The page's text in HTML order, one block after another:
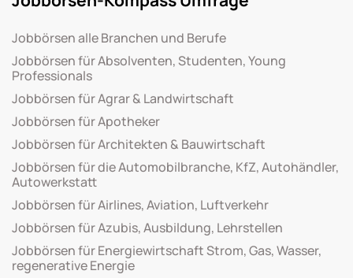
Jobbörsen alle Branchen und Berufe
Jobbörsen für Absolventen, Studenten, Young
Professionals
Jobbörsen für Agrar & Landwirtschaft
Jobbörsen für Apotheker
Jobbörsen für Architekten & Bauwirtschaft
Jobbörsen für die Automobilbranche, KfZ, Autohändler,
Autowerkstatt
Jobbörsen für Airlines, Aviation, Luftverkehr
Jobbörsen für Azubis, Ausbildung, Lehrstellen
Jobbörsen für Energiewirtschaft Strom, Gas, Wasser,
regenerative Energie